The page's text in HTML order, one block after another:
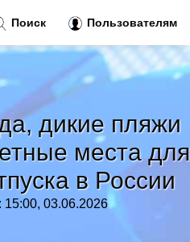
дикие пляжи
места для
в России
15:00, 03.06.2026
Поиск Пользователям